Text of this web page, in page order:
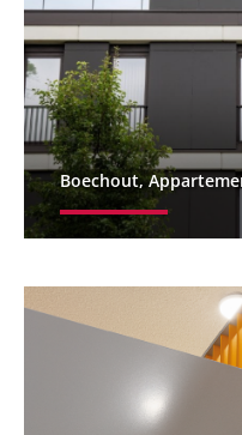
Boechout,